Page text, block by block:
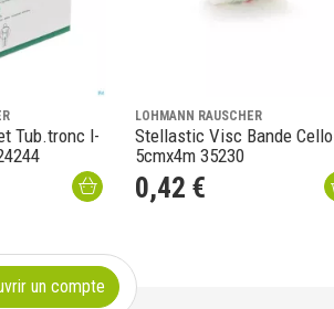
Tub.tronc l-
LOHMANN RAUSCHER
Stellastic Visc Bande Cello
5cmx4m 35230
0,42 €
un compte